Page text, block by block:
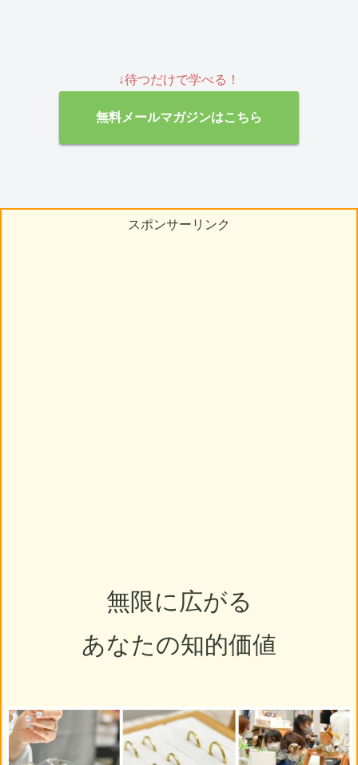
↓待つだけで学べる！
無料メールマガジンはこちら
スポンサーリンク
無限に広がる
あなたの知的価値